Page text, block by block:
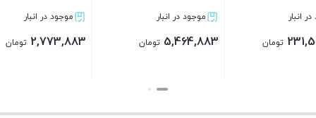
4,222,883 تومان 2,732,483 تومان